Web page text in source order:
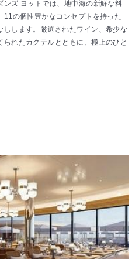
ンズ ヨットでは、地中海の新鮮な料
11の個性豊かなコンセプトを持った
しします。厳選されたワイン、希少な
れたカクテルとともに、極上のひと